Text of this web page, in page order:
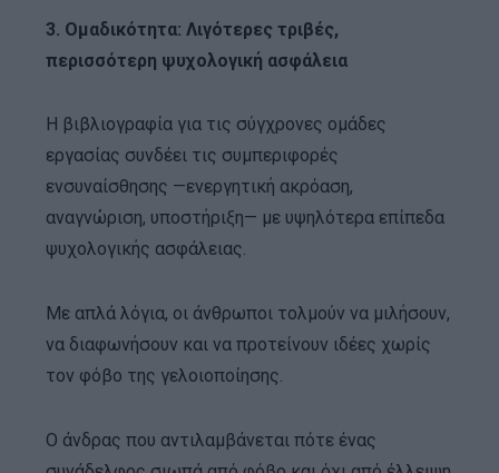
3. Ομαδικότητα: Λιγότερες τριβές,
περισσότερη ψυχολογική ασφάλεια
Η βιβλιογραφία για τις σύγχρονες ομάδες
εργασίας συνδέει τις συμπεριφορές
ενσυναίσθησης —ενεργητική ακρόαση,
αναγνώριση, υποστήριξη— με υψηλότερα επίπεδα
ψυχολογικής ασφάλειας.
Με απλά λόγια, οι άνθρωποι τολμούν να μιλήσουν,
να διαφωνήσουν και να προτείνουν ιδέες χωρίς
τον φόβο της γελοιοποίησης.
Ο άνδρας που αντιλαμβάνεται πότε ένας